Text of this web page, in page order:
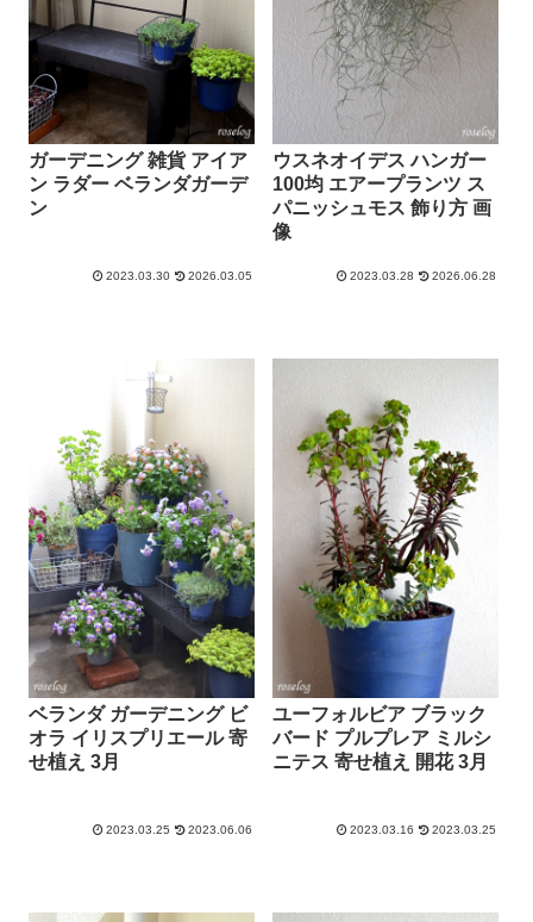
ガーデニング 雑貨 アイア
ン ラダー ベランダガーデ
ン
2023.03.30 2026.03.05
ウスネオイデス ハンガー
100均 エアープランツ ス
パニッシュモス 飾り方 画
像
2023.03.28 2026.06.28
ベランダ ガーデニング ビ
オラ イリスプリエール 寄
せ植え 3月
2023.03.25 2023.06.06
ユーフォルビア ブラック
バード プルプレア ミルシ
ニテス 寄せ植え 開花 3月
2023.03.16 2023.03.25